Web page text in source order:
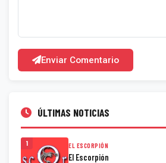
Enviar Comentario
ÚLTIMAS NOTICIAS
1 EL ESCORPIÓN
El Escorpión